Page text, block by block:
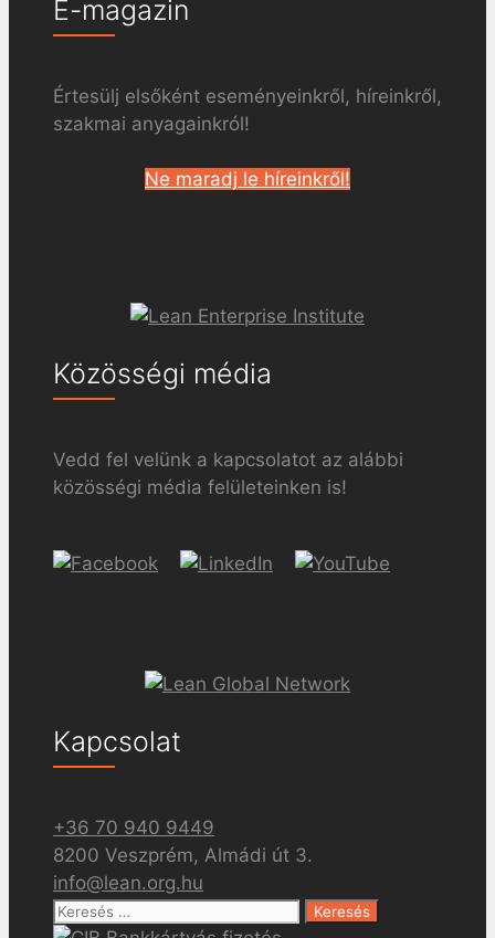
E-magazin
Értesülj elsőként eseményeinkről, híreinkről,
szakmai anyagainkról!
Ne maradj le híreinkről!
Közösségi média
Vedd fel velünk a kapcsolatot az alábbi
közösségi média felületeinken is!
Kapcsolat
+36 70 940 9449
8200 Veszprém, Almádi út 3.
info@lean.org.hu
Keresés: